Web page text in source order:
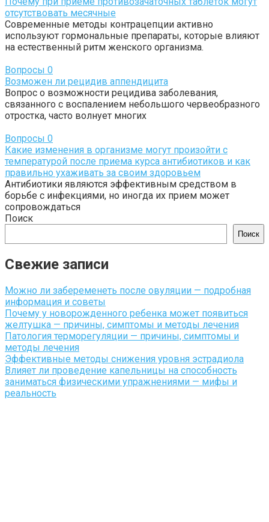
отсутствовать месячные
Современные методы контрацепции активно
используют гормональные препараты, которые влияют
на естественный ритм женского организма.
Вопросы 0
Возможен ли рецидив аппендицита
Вопрос о возможности рецидива заболевания,
связанного с воспалением небольшого червеобразного
отростка, часто волнует многих
Вопросы 0
Какие изменения в организме могут произойти с
температурой после приема курса антибиотиков и как
правильно ухаживать за своим здоровьем
Антибиотики являются эффективным средством в
борьбе с инфекциями, но иногда их прием может
сопровождаться
Поиск
Поиск
Свежие записи
Можно ли забеременеть после овуляции — подробная
информация и советы
Почему у новорожденного ребенка может появиться
желтушка — причины, симптомы и методы лечения
Патология терморегуляции — причины, симптомы и
методы лечения
Эффективные методы снижения уровня эстрадиола
Влияет ли проведение капельницы на способность
заниматься физическими упражнениями — мифы и
реальность